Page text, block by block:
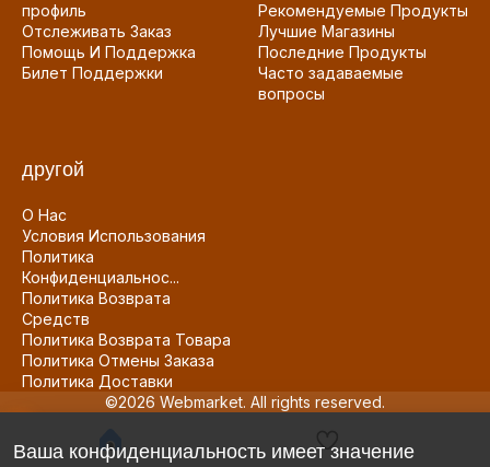
профиль
Отслеживать Заказ
Помощь И Поддержка
Билет Поддержки
Рекомендуемые Продукты
Лучшие Магазины
Последние Продукты
Часто задаваемые
вопросы
другой
О Нас
Условия Использования
Политика
Конфиденциальнос...
Политика Возврата
Средств
Политика Возврата Товара
Политика Отмены Заказа
Политика Доставки
©2026 Webmarket. All rights reserved.
Ваша конфиденциальность имеет значение